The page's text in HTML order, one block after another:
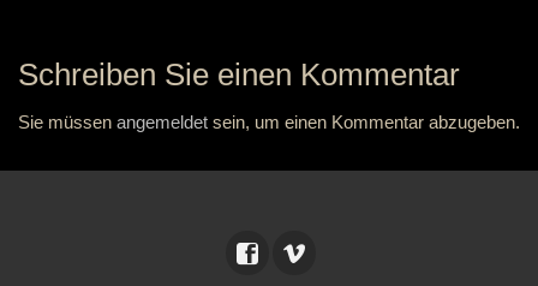
Schreiben Sie einen Kommentar
Sie müssen angemeldet sein, um einen Kommentar abzugeben.